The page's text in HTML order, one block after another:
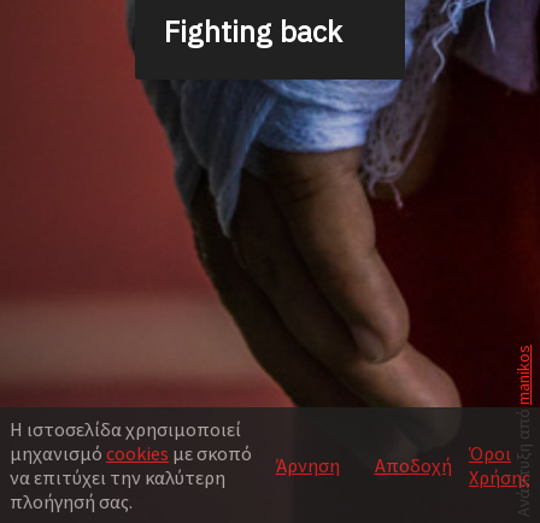
Η ιστοσελίδα χρησιμοποιεί
μηχανισμό cookies με σκοπό
να επιτύχει την καλύτερη
πλοήγησή σας.
Άρνηση Αποδοχή
Όροι
Χρήσης
Ανάπτυξη από
manikos
Fighting back